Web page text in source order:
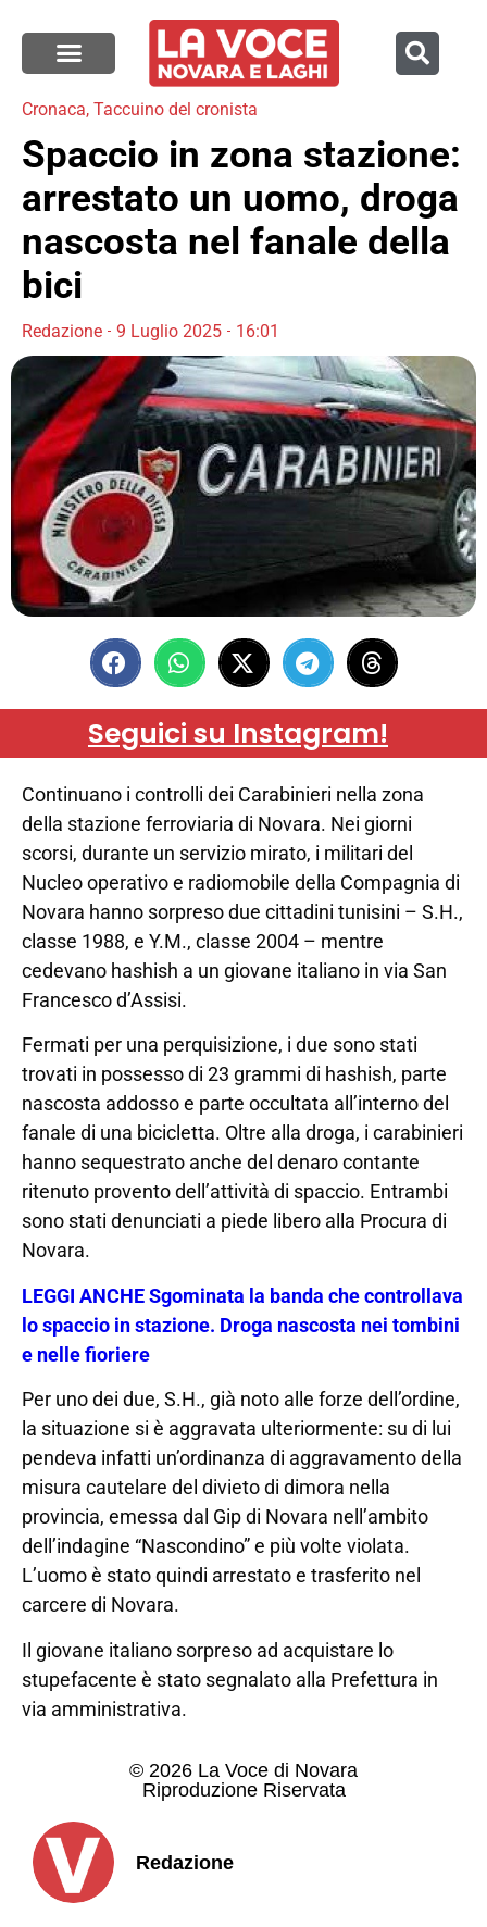
Cronaca, Taccuino del cronista
Spaccio in zona stazione:
arrestato un uomo, droga
nascosta nel fanale della
bici
Redazione 9 Luglio 2025 16:01
Seguici su Instagram!
Continuano i controlli dei Carabinieri nella zona
della stazione ferroviaria di Novara. Nei giorni
scorsi, durante un servizio mirato, i militari del
Nucleo operativo e radiomobile della Compagnia di
Novara hanno sorpreso due cittadini tunisini – S.H.,
classe 1988, e Y.M., classe 2004 – mentre
cedevano hashish a un giovane italiano in via San
Francesco d’Assisi.
Fermati per una perquisizione, i due sono stati
trovati in possesso di 23 grammi di hashish, parte
nascosta addosso e parte occultata all’interno del
fanale di una bicicletta. Oltre alla droga, i carabinieri
hanno sequestrato anche del denaro contante
ritenuto provento dell’attività di spaccio. Entrambi
sono stati denunciati a piede libero alla Procura di
Novara.
LEGGI ANCHE Sgominata la banda che controllava
lo spaccio in stazione. Droga nascosta nei tombini
e nelle fioriere
Per uno dei due, S.H., già noto alle forze dell’ordine,
la situazione si è aggravata ulteriormente: su di lui
pendeva infatti un’ordinanza di aggravamento della
misura cautelare del divieto di dimora nella
provincia, emessa dal Gip di Novara nell’ambito
dell’indagine “Nascondino” e più volte violata.
L’uomo è stato quindi arrestato e trasferito nel
carcere di Novara.
Il giovane italiano sorpreso ad acquistare lo
stupefacente è stato segnalato alla Prefettura in
via amministrativa.
© 2026 La Voce di Novara
Riproduzione Riservata
Redazione